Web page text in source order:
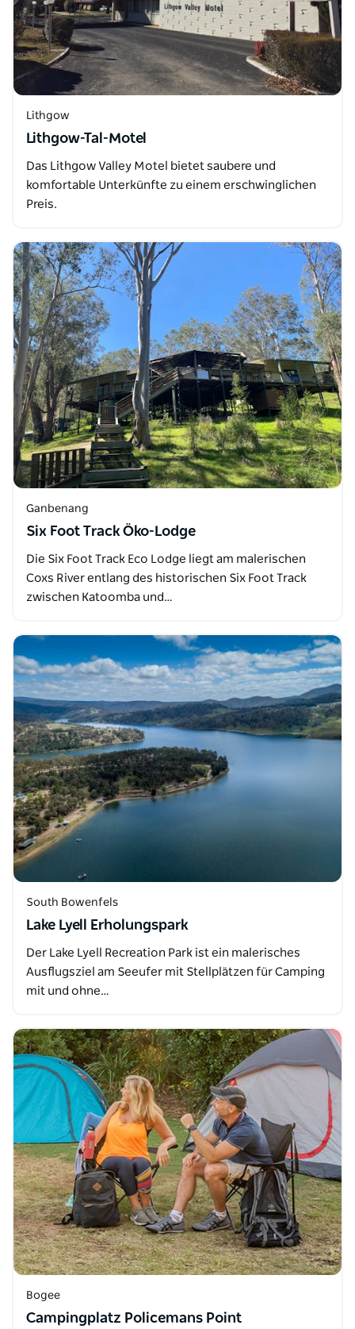
Lithgow
Lithgow-Tal-Motel
Das Lithgow Valley Motel bietet saubere und
komfortable Unterkünfte zu einem erschwinglichen
Preis.
Ganbenang
Six Foot Track Öko-Lodge
Die Six Foot Track Eco Lodge liegt am malerischen
Coxs River entlang des historischen Six Foot Track
zwischen Katoomba und…
South Bowenfels
Lake Lyell Erholungspark
Der Lake Lyell Recreation Park ist ein malerisches
Ausflugsziel am Seeufer mit Stellplätzen für Camping
mit und ohne…
Bogee
Campingplatz Policemans Point